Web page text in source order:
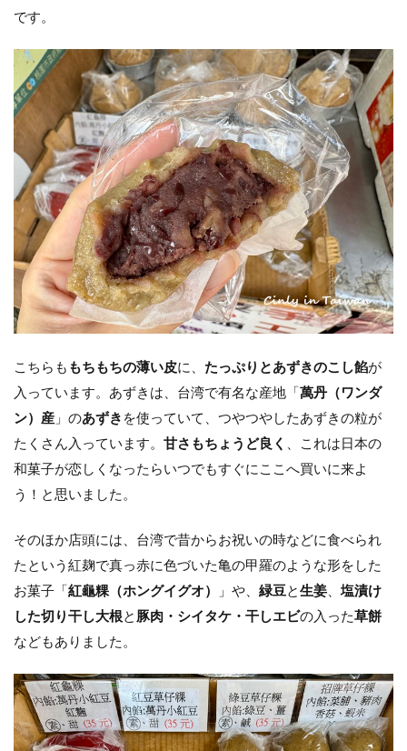
です。
こちらも もちもちの薄い皮に、 たっぷりとあずきのこし餡が
入っています。あずきは、台湾で有名な産地「萬丹（ワンダ
ン）産 」のあずき を使っていて、つやつやしたあずきの粒が
たくさん入っています。 甘さもちょうど良く
、これは日本の
和菓子が恋しくなったらいつでもすぐにここへ買いに来よ
う！と思いました。
そのほか店頭には、台湾で昔からお祝いの時などに食べられ
たという紅麹で真っ赤に色づいた亀の甲羅のような形をした
お菓子「紅龜粿（ホングイグオ） 」や、 緑豆と生姜 、塩漬け
した切り干し大根と 豚肉・シイタケ・干しエビの入った草餅
などもありました。